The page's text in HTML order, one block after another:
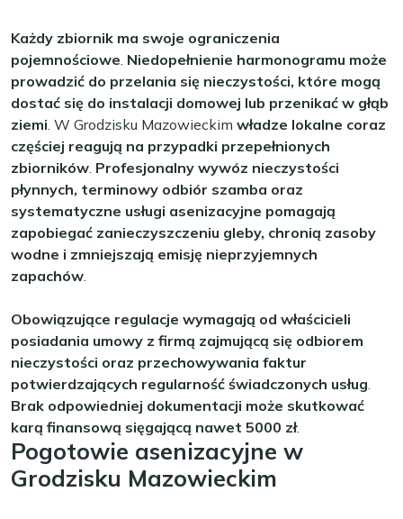
Każdy zbiornik ma swoje ograniczenia
pojemnościowe. Niedopełnienie harmonogramu może
prowadzić do przelania się nieczystości, które mogą
dostać się do instalacji domowej lub przenikać w głąb
ziemi. W Grodzisku Mazowieckim władze lokalne coraz
częściej reagują na przypadki przepełnionych
zbiorników. Profesjonalny wywóz nieczystości
płynnych, terminowy odbiór szamba oraz
systematyczne usługi asenizacyjne pomagają
zapobiegać zanieczyszczeniu gleby, chronią zasoby
wodne i zmniejszają emisję nieprzyjemnych
zapachów.
Obowiązujące regulacje wymagają od właścicieli
posiadania umowy z firmą zajmującą się odbiorem
nieczystości oraz przechowywania faktur
potwierdzających regularność świadczonych usług.
Brak odpowiedniej dokumentacji może skutkować
karą finansową sięgającą nawet 5000 zł.
Pogotowie asenizacyjne w
Grodzisku Mazowieckim